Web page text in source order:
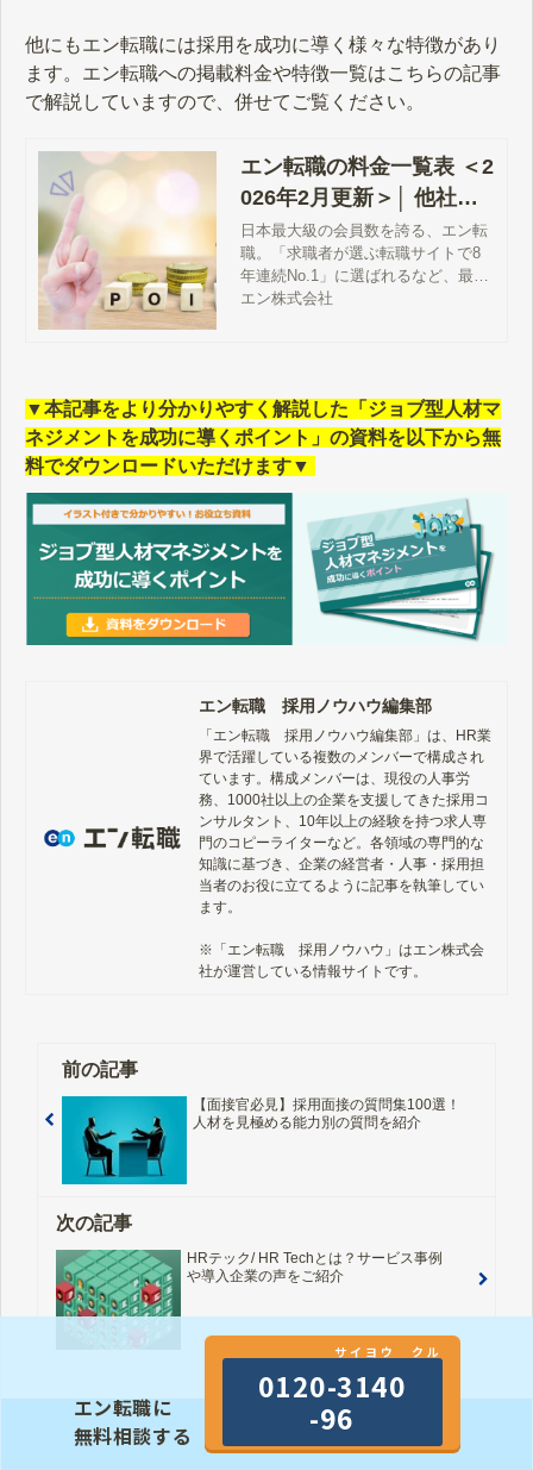
他にもエン転職には採用を成功に導く様々な特徴があり
ます。エン転職への掲載料金や特徴一覧はこちらの記事
で解説していますので、併せてご覧ください。
エン転職の料金一覧表 ＜2
026年2月更新＞│ 他社と
の違い・採用事例まで徹
底解説
日本最大級の会員数を誇る、エン転
職。「求職者が選ぶ転職サイトで8
年連続No.1」に選ばれるなど、最も
注目度が高い求人サイトです。そん
エン株式会社
▼本記事をより分かりやすく解説した「ジョブ型人材マ
ネジメントを成功に導くポイント」の資料を以下から無
料でダウンロードいただけます▼
エン転職 採用ノウハウ編集部
「エン転職　採用ノウハウ編集部」は、HR業
界で活躍している複数のメンバーで構成され
ています。構成メンバーは、現役の人事労
務、1000社以上の企業を支援してきた採用コ
ンサルタント、10年以上の経験を持つ求人専
門のコピーライターなど。各領域の専門的な
知識に基づき、企業の経営者・人事・採用担
当者のお役に立てるように記事を執筆してい
ます。
※「エン転職　採用ノウハウ」はエン株式会
社が運営している情報サイトです。
前の記事
【面接官必見】採用面接の質問集100選！
人材を見極める能力別の質問を紹介
次の記事
HRテック/ HR Techとは？サービス事例
や導入企業の声をご紹介
エン転職に
無料相談する
サイヨウ クル
0120-3140
-96